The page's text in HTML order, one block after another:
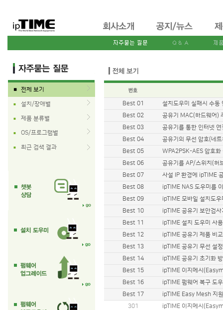
■ 전체 보기
■ 설치/장애별
■ 제품 분류별
■ OS/프로그램별
■ 최근 검색 결과
Best 01
설치도우미 실패시 수동
Best 02
공유기 MAC(하드웨어)
Best 03
공유기를 통한 인터넷
Best 04
공유기의 무선 암호(네
Best 05
WPA2PSK-AES 암호화
Best 06
공유기를 AP/스위치(허
Best 07
사설 IP 환경에 ipTIME
Best 08
ipTIME NAS 도우미를
Best 09
ipTIME 모바일 설치도
Best 10
ipTIME 공유기 보안검
Best 11
ipTIME 설치 도우미 사
Best 12
ipTIME 공유기 제품 비
Best 13
ipTIME 공유기 무선 설
Best 14
ipTIME 공유기 초기화
Best 15
ipTIME 이지메시
Best 16
ipTIME 펌웨어 복구 도
Best 17
ipTIME Easy Mesh 지
301
ipTIME 이지메시